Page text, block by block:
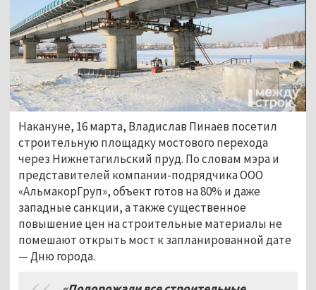
Накануне, 16 марта, Владислав Пинаев посетил
строительную площадку мостового перехода
через Нижнетагильский пруд. По словам мэра и
представителей компании-подрядчика ООО
«АльмакорГруп», объект готов на 80% и даже
западные санкции, а также существенное
повышение цен на строительные материалы не
помешают открыть мост к запланированной дате
— Дню города.